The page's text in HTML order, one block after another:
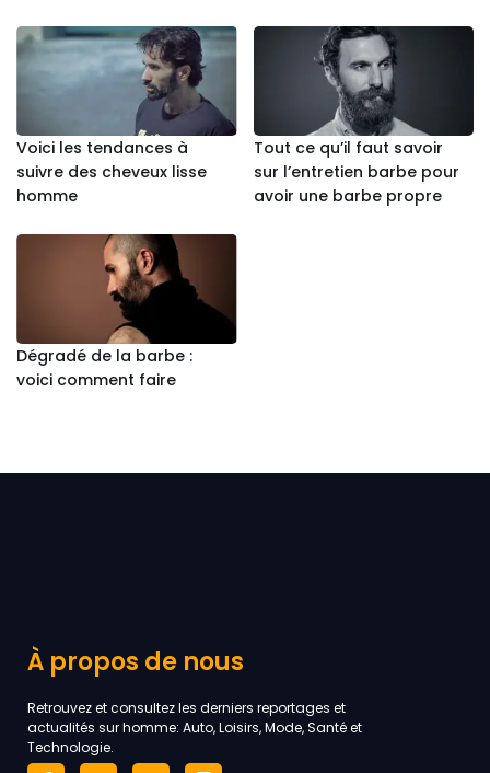
Voici les tendances à
suivre des cheveux lisse
homme
Tout ce qu’il faut savoir
sur l’entretien barbe pour
avoir une barbe propre
Dégradé de la barbe :
voici comment faire
À propos de nous
Retrouvez et consultez les derniers reportages et
actualités sur homme: Auto, Loisirs, Mode, Santé et
Technologie.